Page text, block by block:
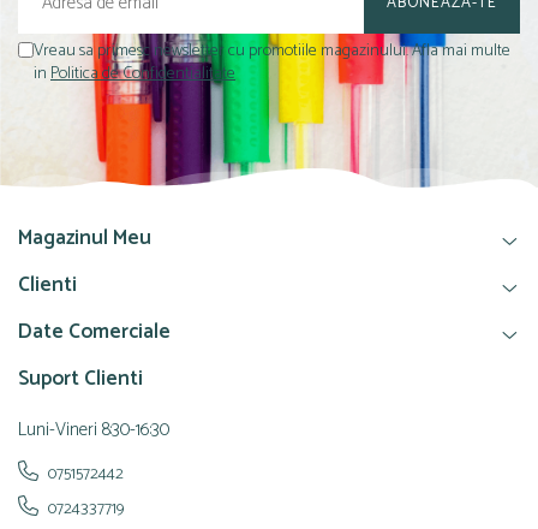
Vreau sa primesc newsletter cu promotiile magazinului. Afla mai multe
inPolitica de Confidentialitate
Magazinul Meu
Clienti
Date Comerciale
Suport Clienti
Luni-Vineri 8:30-16:30
0751572442
0724337719